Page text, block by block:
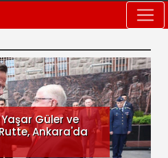
Güler ve
Ankara'da